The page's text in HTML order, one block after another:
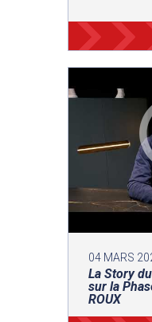
04 MARS
La Story
sur la
ROUX